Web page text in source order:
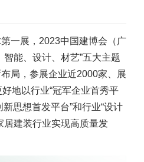
一展，2023中国建博会（广
能、设计、材艺”五大主题
局，参展企业近2000家、展
地以行业“冠军企业首秀平
新思想首发平台”和行业“设计
居建装行业实现高质量发